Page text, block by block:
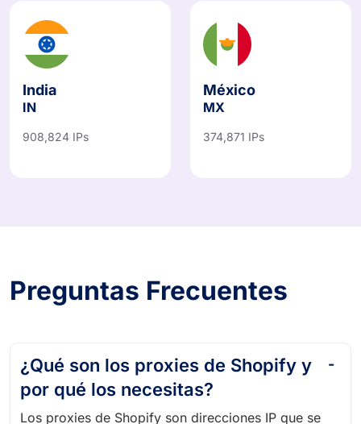
India
IN
908,824 IPs
México
MX
374,871 IPs
Preguntas Frecuentes
¿Qué son los proxies de Shopify y
por qué los necesitas?
Los proxies de Shopify son direcciones IP que se